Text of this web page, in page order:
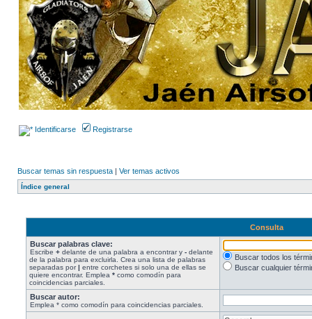
Identificarse Registrarse
Buscar temas sin respuesta | Ver temas activos
Índice general
Consulta
Buscar palabras clave:
Escribe + delante de una palabra a encontrar y - delante
de la palabra para excluirla. Crea una lista de palabras
separadas por| entre corchetes si solo una de ellas se
quiere encontrar. Emplea * como comodín para
coincidencias parciales.
Buscar todos los
Buscar cualquier
Buscar autor:
Emplea * como comodín para coincidencias parciales.